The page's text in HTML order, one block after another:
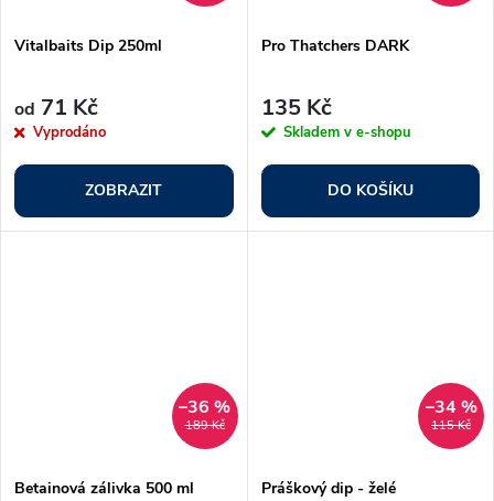
Vitalbaits Dip 250ml
od 71 Kč
Vyprodáno
ZOBRAZIT
Pro Thatchers DARK
135 Kč
Skladem v e-shopu
DO KOŠÍKU
189 Kč
–36 %
Betainová zálivka 500 ml
115 Kč
–34 %
Práškový dip - želé